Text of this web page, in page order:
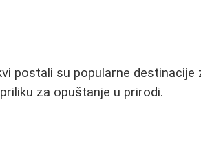
postali su popularne destinacije
za opuštanje u prirodi.